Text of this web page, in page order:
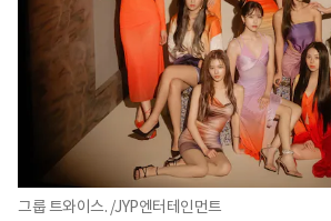
그룹 트와이스. /JYP엔터테인먼트